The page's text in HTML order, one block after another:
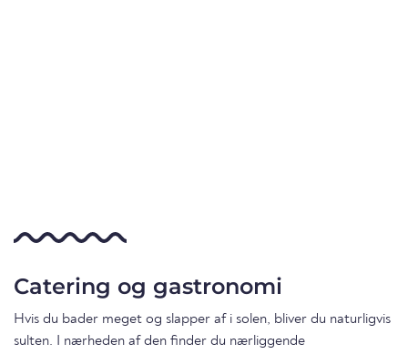
Catering og gastronomi
Hvis du bader meget og slapper af i solen, bliver du naturligvis
sulten. I nærheden af den finder du nærliggende